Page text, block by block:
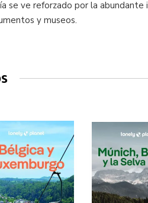
se ve reforzado por la
y museos.